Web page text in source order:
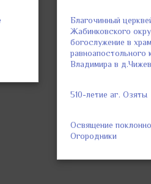
Благочинный
Жабинковского
богослужение в
равноапостольного
Владимира в
510-летие аг. Озяты
Освящение
Огородники